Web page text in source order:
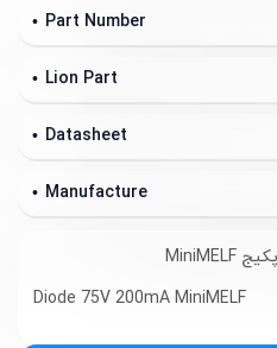
Part Number
Lion Part
Datasheet
Manufacture
Diode 75V 200mA MiniMELF